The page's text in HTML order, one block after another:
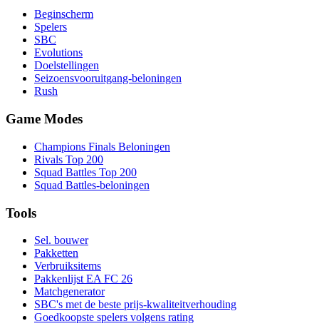
Beginscherm
Spelers
SBC
Evolutions
Doelstellingen
Seizoensvooruitgang-beloningen
Rush
Game Modes
Champions Finals Beloningen
Rivals Top 200
Squad Battles Top 200
Squad Battles-beloningen
Tools
Sel. bouwer
Pakketten
Verbruiksitems
Pakkenlijst EA FC 26
Matchgenerator
SBC's met de beste prijs-kwaliteitverhouding
Goedkoopste spelers volgens rating